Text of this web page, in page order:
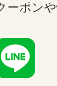
ーポン